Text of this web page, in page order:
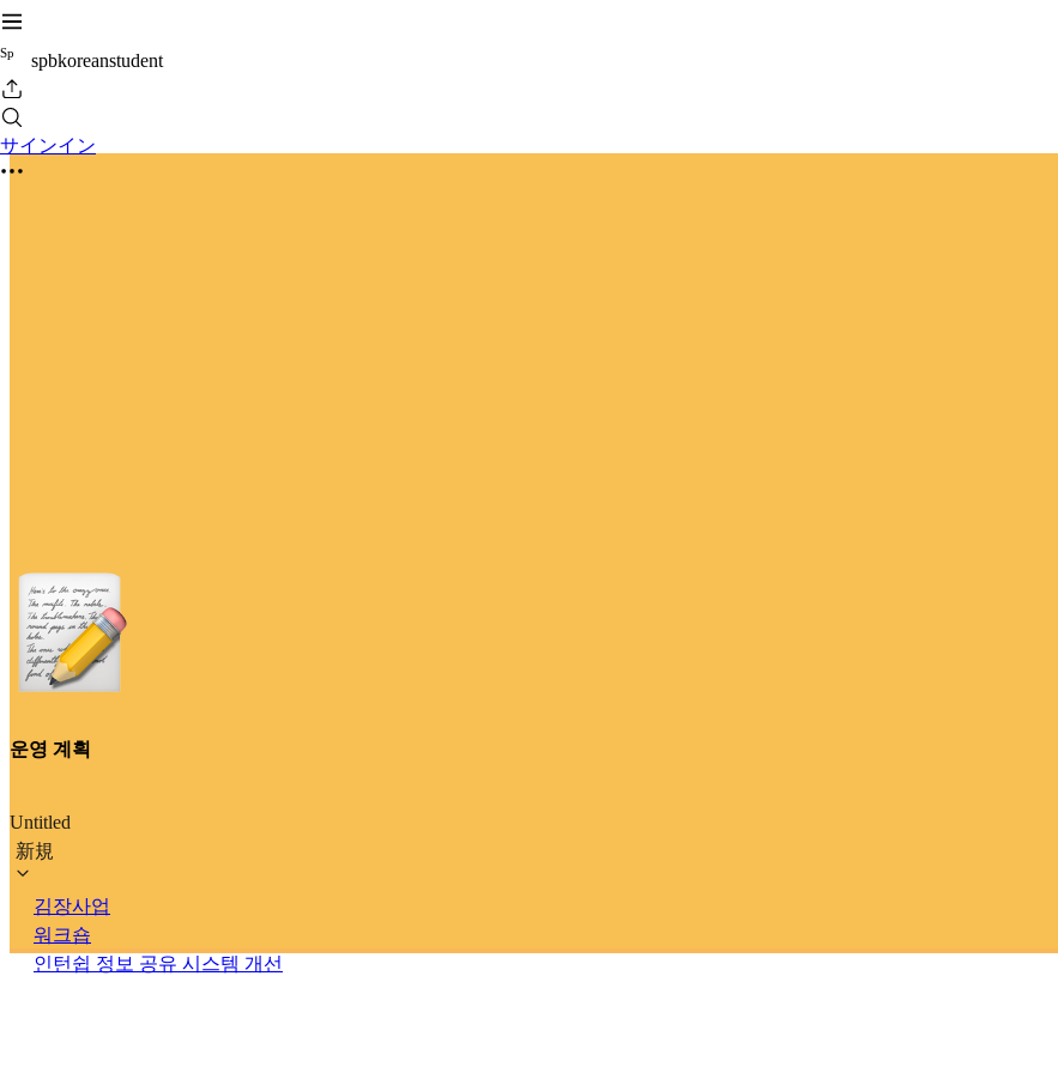
Sp spbkoreanstudent
サインイン
운영 계획
Untitled
新規
김장사업
워크숍
인턴쉽 정보 공유 시스템 개선